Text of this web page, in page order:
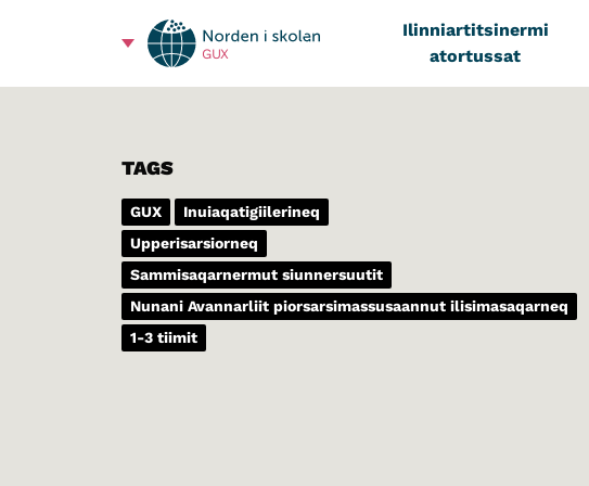
GUX
Ilinniartitsinermi
atortussat
TAGS
GUX
Inuiaqatigiilerineq
Upperisarsiorneq
Sammisaqarnermut siunnersuutit
Nunani Avannarliit piorsarsimassusaannut ilisimasaqarneq
1-3 tiimit